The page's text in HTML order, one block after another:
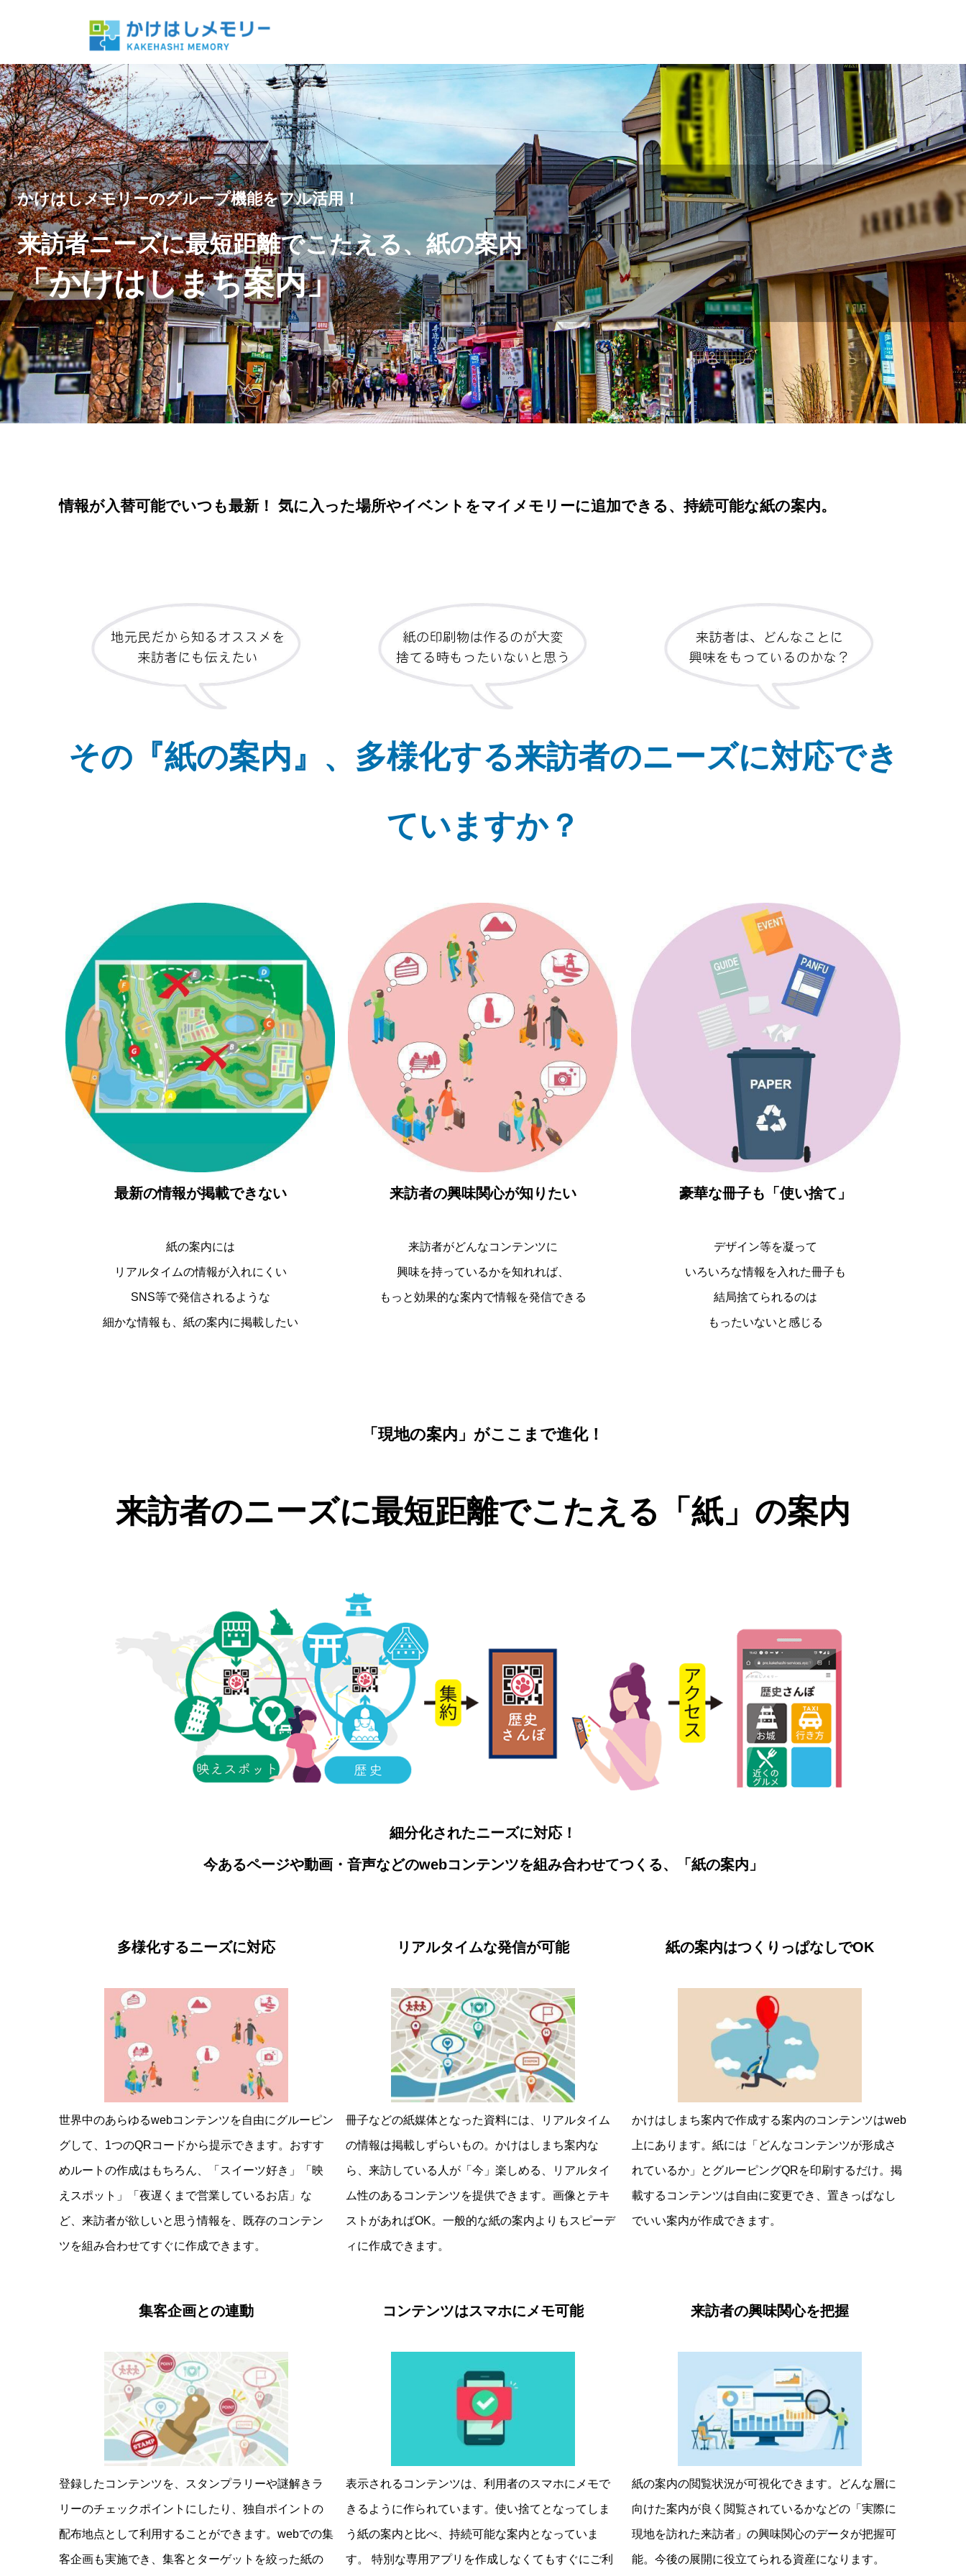
かけはしメモリーのグループ機能をフル活用！
来訪者ニーズに最短距離でこたえる、紙の案内
「かけはしまち案内」
情報が入替可能でいつも最新！ 気に入った場所やイベントをマイメモリーに追加できる、持続可能な紙の案内。
その『紙の案内』、多様化する来訪者のニーズに対応でき
ていますか？
最新の情報が掲載できない
紙の案内には
リアルタイムの情報が入れにくい
SNS等で発信されるような
細かな情報も、紙の案内に掲載したい
来訪者の興味関心が知りたい
来訪者がどんなコンテンツに
興味を持っているかを知れれば、
もっと効果的な案内で情報を発信できる
豪華な冊子も「使い捨て」
デザイン等を凝って
いろいろな情報を入れた冊子も
結局捨てられるのは
もったいないと感じる
「現地の案内」がここまで進化！
来訪者のニーズに最短距離でこたえる「紙」の案内
細分化されたニーズに対応！
今あるページや動画・音声などのwebコンテンツを組み合わせてつくる、「紙の案内」
多様化するニーズに対応
世界中のあらゆるwebコンテンツを自由にグルーピン
グして、1つのQRコードから提示できます。おすす
めルートの作成はもちろん、「スイーツ好き」「映
えスポット」「夜遅くまで営業しているお店」な
ど、来訪者が欲しいと思う情報を、既存のコンテン
ツを組み合わせてすぐに作成できます。
リアルタイムな発信が可能
冊子などの紙媒体となった資料には、リアルタイム
の情報は掲載しずらいもの。かけはしまち案内な
ら、来訪している人が「今」楽しめる、リアルタイ
ム性のあるコンテンツを提供できます。画像とテキ
ストがあればOK。一般的な紙の案内よりもスピーデ
ィに作成できます。
紙の案内はつくりっぱなしでOK
かけはしまち案内で作成する案内のコンテンツはweb
上にあります。紙には「どんなコンテンツが形成さ
れているか」とグルーピングQRを印刷するだけ。掲
載するコンテンツは自由に変更でき、置きっぱなし
でいい案内が作成できます。
集客企画との連動
登録したコンテンツを、スタンプラリーや謎解きラ
リーのチェックポイントにしたり、独自ポイントの
配布地点として利用することができます。webでの集
客企画も実施でき、集客とターゲットを絞った紙の
コンテンツはスマホにメモ可能
表示されるコンテンツは、利用者のスマホにメモで
きるように作られています。使い捨てとなってしま
う紙の案内と比べ、持続可能な案内となっていま
す。 特別な専用アプリを作成しなくてもすぐにご利
来訪者の興味関心を把握
紙の案内の閲覧状況が可視化できます。どんな層に
向けた案内が良く閲覧されているかなどの「実際に
現地を訪れた来訪者」の興味関心のデータが把握可
能。今後の展開に役立てられる資産になります。